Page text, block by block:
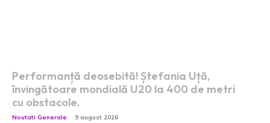
Performanță deosebită! Ștefania Uță,
învingătoare mondială U20 la 400 de metri
cu obstacole.
Noutati Generale 9 august 2026